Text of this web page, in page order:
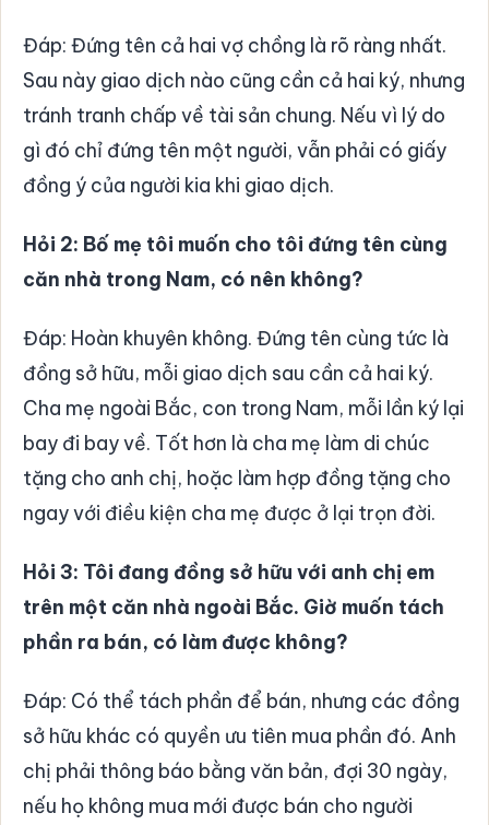
Đáp: Đứng tên cả hai vợ chồng là rõ ràng nhất.
Sau này giao dịch nào cũng cần cả hai ký, nhưng
tránh tranh chấp về tài sản chung. Nếu vì lý do
gì đó chỉ đứng tên một người, vẫn phải có giấy
đồng ý của người kia khi giao dịch.
Hỏi 2: Bố mẹ tôi muốn cho tôi đứng tên cùng
căn nhà trong Nam, có nên không?
Đáp: Hoàn khuyên không. Đứng tên cùng tức là
đồng sở hữu, mỗi giao dịch sau cần cả hai ký.
Cha mẹ ngoài Bắc, con trong Nam, mỗi lần ký lại
bay đi bay về. Tốt hơn là cha mẹ làm di chúc
tặng cho anh chị, hoặc làm hợp đồng tặng cho
ngay với điều kiện cha mẹ được ở lại trọn đời.
Hỏi 3: Tôi đang đồng sở hữu với anh chị em
trên một căn nhà ngoài Bắc. Giờ muốn tách
phần ra bán, có làm được không?
Đáp: Có thể tách phần để bán, nhưng các đồng
sở hữu khác có quyền ưu tiên mua phần đó. Anh
chị phải thông báo bằng văn bản, đợi 30 ngày,
nếu họ không mua mới được bán cho người